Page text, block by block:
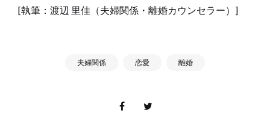
[執筆：渡辺 里佳（夫婦関係・離婚カウンセラー）]
夫婦関係 恋愛 離婚